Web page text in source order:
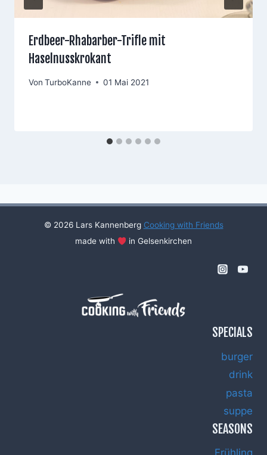
Erdbeer-Rhabarber-Trifle mit
Haselnusskrokant
Von TurboKanne 01 Mai 2021
© 2026 Lars Kannenberg Cooking with Friends
made with
in Gelsenkirchen
SPECIALS
burger
drink
pasta
suppe
SEASONS